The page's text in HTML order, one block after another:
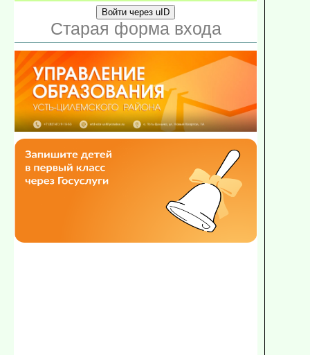
Войти через uID
Старая форма входа